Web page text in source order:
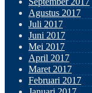
Agustus 2017
Juli 2017
Juni 2017
Mei 2017
April 2017
Maret 2017
Februari 2017